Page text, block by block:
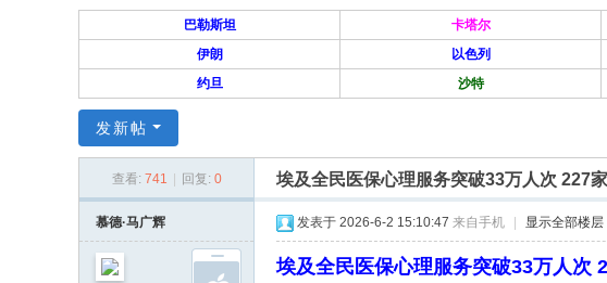
索
—
旅
人
巴勒斯坦 卡塔尔
伊朗
以色列
约旦
沙特
发新帖
查看: 741 回复: 0 埃及全民医保心理服务突破33万人次 227
慕德·马广辉 发表于 2026-6-2 15:10:47 来自手机 显示全部楼层
埃及全民医保心理服务突破33万人次